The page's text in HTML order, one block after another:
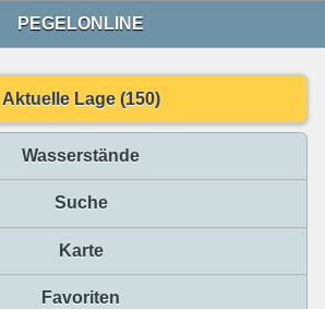
PEGELONLINE
Aktuelle Lage (150)
Wasserstände
Suche
Karte
Favoriten